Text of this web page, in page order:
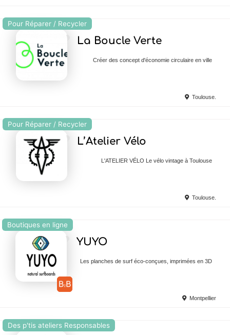
Pour Réparer / Recycler
La Boucle Verte
Créer des concept d'économie circulaire en ville
Toulouse.
Pour Réparer / Recycler
L’Atelier Vélo
L'ATELIER VÉLO Le vélo vintage à Toulouse
Toulouse.
Boutiques en ligne
YUYO
Les planches de surf éco-conçues, imprimées en 3D
Montpellier
Des p'tis ateliers Responsables